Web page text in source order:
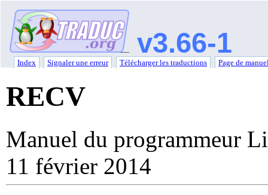
v3.66-1
Index Signaler une erreur Télécharger les traductions Page de
RECV
Manuel du programmeur
11 février 2014